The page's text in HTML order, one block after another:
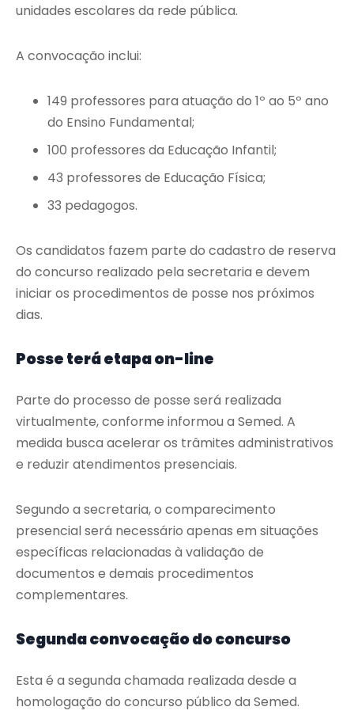
unidades escolares da rede pública.
A convocação inclui:
149 professores para atuação do 1º ao 5º ano
do Ensino Fundamental;
100 professores da Educação Infantil;
43 professores de Educação Física;
33 pedagogos.
Os candidatos fazem parte do cadastro de reserva
do concurso realizado pela secretaria e devem
iniciar os procedimentos de posse nos próximos
dias.
Posse terá etapa on-line
Parte do processo de posse será realizada
virtualmente, conforme informou a Semed. A
medida busca acelerar os trâmites administrativos
e reduzir atendimentos presenciais.
Segundo a secretaria, o comparecimento
presencial será necessário apenas em situações
específicas relacionadas à validação de
documentos e demais procedimentos
complementares.
Segunda convocação do concurso
Esta é a segunda chamada realizada desde a
homologação do concurso público da Semed.